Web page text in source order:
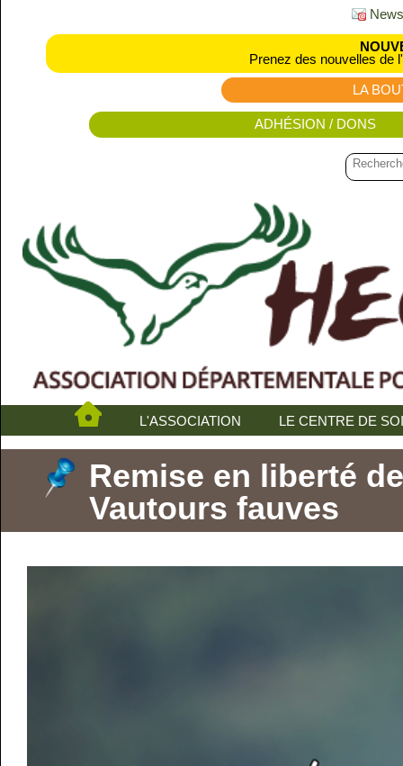
Prenez des nouvelles de
LA
ADHÉSION / DONS
L'ASSOCIATION LE CENTRE DE
Remise en liberté
Vautours fauves